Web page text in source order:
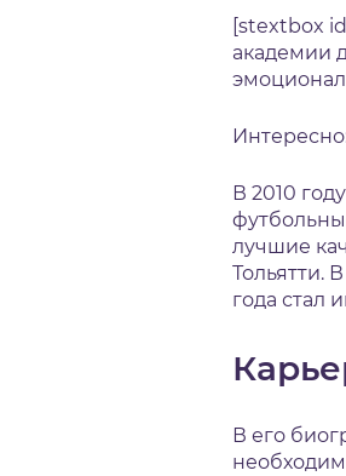
[stextbox
академии
В 2010
лучшие
Тольятти.
года стал
В его